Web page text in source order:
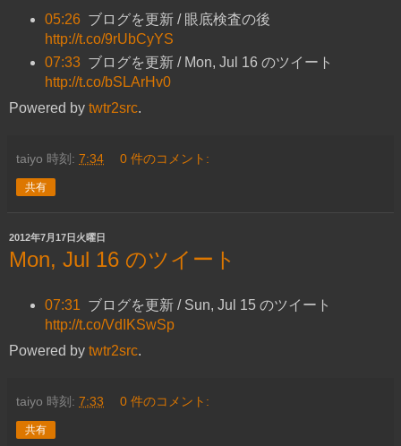
05:26 ブログを更新 / 眼底検査の後
http://t.co/9rUbCyYS
07:33 ブログを更新 / Mon, Jul 16 のツイート
http://t.co/bSLArHv0
Powered by twtr2src.
taiyo 時刻: 7:34 0 件のコメント:
共有
2012年7月17日火曜日
Mon, Jul 16 のツイート
07:31 ブログを更新 / Sun, Jul 15 のツイート
http://t.co/VdIKSwSp
Powered by twtr2src.
taiyo 時刻: 7:33 0 件のコメント:
共有